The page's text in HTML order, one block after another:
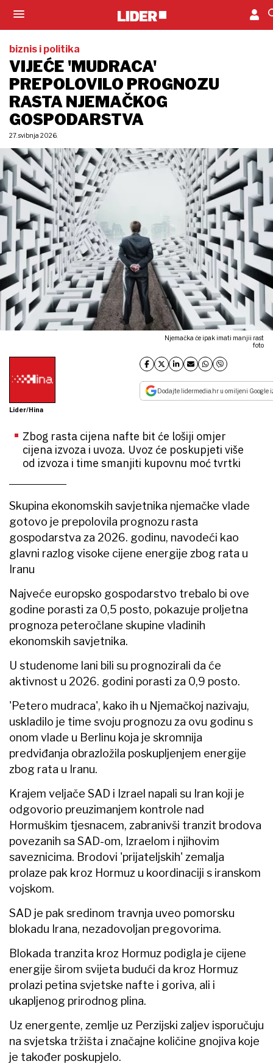
biznis i politika
VIJEĆE 'MUDRACA'
PREPOLOVILO PROGNOZU
RASTA NJEMAČKOG
GOSPODARSTVA
27. svibnja 2026.
Njemačka će ipak imati manjii rast
foto
Lider/Hina
Dodajte lidermedia.hr u omiljeni Google
Zbog rasta cijena nafte bit će lošiji omjer
cijena izvoza i uvoza. Uvoz će poskupjeti više
od izvoza i time smanjiti kupovnu moć tvrtki
Skupina ekonomskih savjetnika njemačke vlade
gotovo je prepolovila prognozu rasta
gospodarstva za 2026. godinu, navodeći kao
glavni razlog visoke cijene energije zbog rata u
Iranu
Najveće europsko gospodarstvo trebalo bi ove
godine porasti za 0,5 posto, pokazuje proljetna
prognoza peteročlane skupine vladinih
ekonomskih savjetnika.
U studenome lani bili su prognozirali da će
aktivnost u 2026. godini porasti za 0,9 posto.
'Petero mudraca', kako ih u Njemačkoj nazivaju,
uskladilo je time svoju prognozu za ovu godinu s
onom vlade u Berlinu koja je skromnija
predviđanja obrazložila poskupljenjem energije
zbog rata u Iranu.
Krajem veljače SAD i Izrael napali su Iran koji je
odgovorio preuzimanjem kontrole nad
Hormuškim tjesnacem, zabranivši tranzit brodova
povezanih sa SAD-om, Izraelom i njihovim
saveznicima. Brodovi 'prijateljskih' zemalja
prolaze pak kroz Hormuz u koordinaciji s iranskom
vojskom.
SAD je pak sredinom travnja uveo pomorsku
blokadu Irana, nezadovoljan pregovorima.
Blokada tranzita kroz Hormuz podigla je cijene
energije širom svijeta budući da kroz Hormuz
prolazi petina svjetske nafte i goriva, ali i
ukapljenog prirodnog plina.
Uz energente, zemlje uz Perzijski zaljev isporučuju
na svjetska tržišta i značajne količine gnojiva koje
je također poskupjelo.